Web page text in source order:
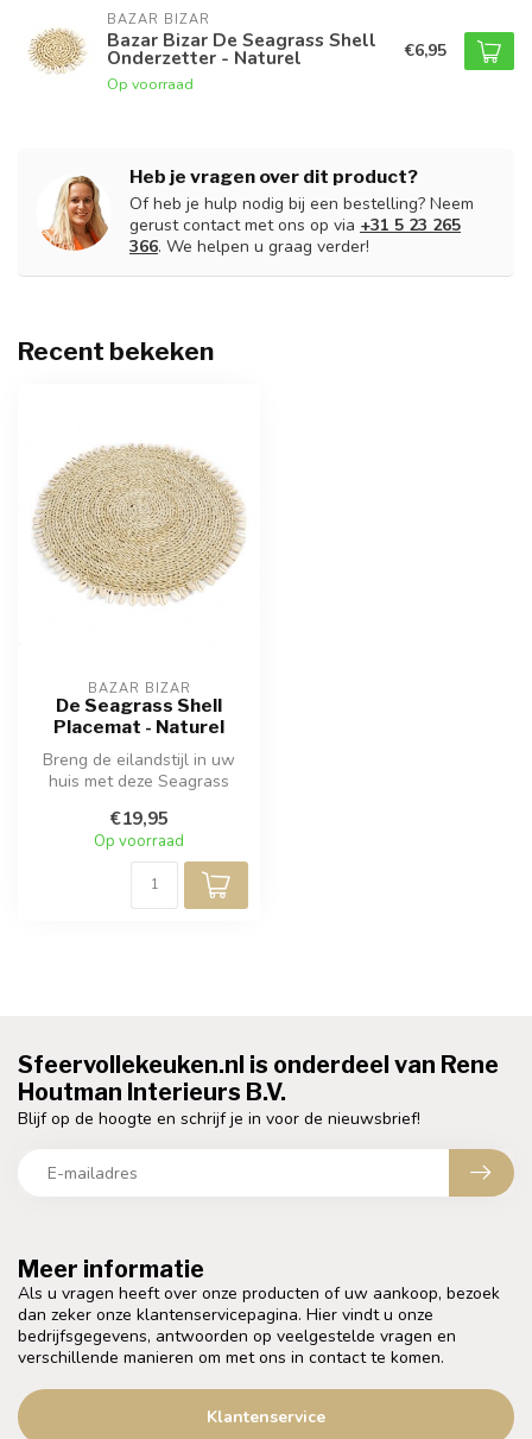
BAZAR BIZAR
Bazar Bizar De Seagrass Shell
Onderzetter - Naturel
Op voorraad
€6,95
Heb je vragen over dit product?
Of heb je hulp nodig bij een bestelling? Neem
gerust contact met ons op via +31 5 23 265
366. We helpen u graag verder!
Recent bekeken
BAZAR BIZAR
De Seagrass Shell
Placemat - Naturel
Breng de eilandstijl in uw
huis met deze Seagrass
doo...
€19,95
Op voorraad
Meer informatie
Als u vragen heeft over onze producten of uw aankoop, bezoek
dan zeker onze klantenservicepagina. Hier vindt u onze
bedrijfsgegevens, antwoorden op veelgestelde vragen en
verschillende manieren om met ons in contact te komen.
Klantenservice
Sfeervollekeuken.nl is onderdeel van Rene
Houtman Interieurs B.V.
Blijf op de hoogte en schrijf je in voor de nieuwsbrief!